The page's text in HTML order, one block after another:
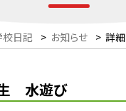
校日記 > お知らせ > 詳細
水遊び